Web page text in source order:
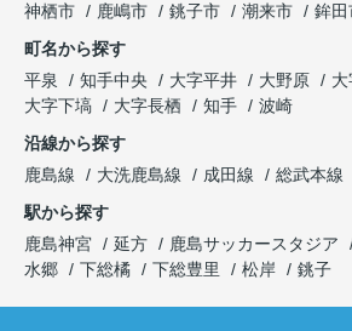
神栖市
鹿嶋市 銚子市 潮来市 鉾田
町名から探す
平泉
知手中央 大字平井 大野原 大
大字下塙
大字長栖 知手
波崎
沿線から探す
鹿島線
大洗鹿島線 成田線 総武本線
駅から探す
鹿島神宮
延方 鹿島サッカースタジア
水郷
下総橘 下総豊里 松岸 銚子